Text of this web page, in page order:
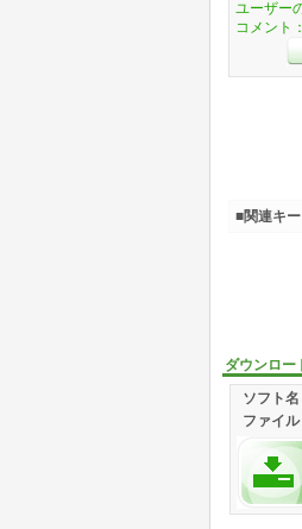
ダウンロー
ソフト名
ファイル
ユーザー
コメント：
■関連キ